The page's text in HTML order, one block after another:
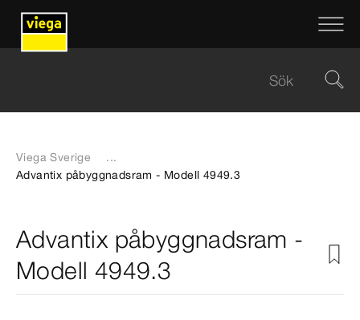
Viega Sverige
...
Advantix påbyggnadsram - Modell 4949.3
Advantix påbyggnadsram -
Modell 4949.3